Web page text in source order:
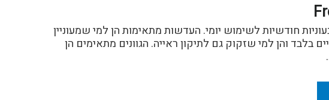
חודשיות לשימוש יומי. העדשות מתאימות הן למי שמעוניין
בלבד והן למי שזקוק גם לתיקון ראייה. הגוונים מתאימים הן